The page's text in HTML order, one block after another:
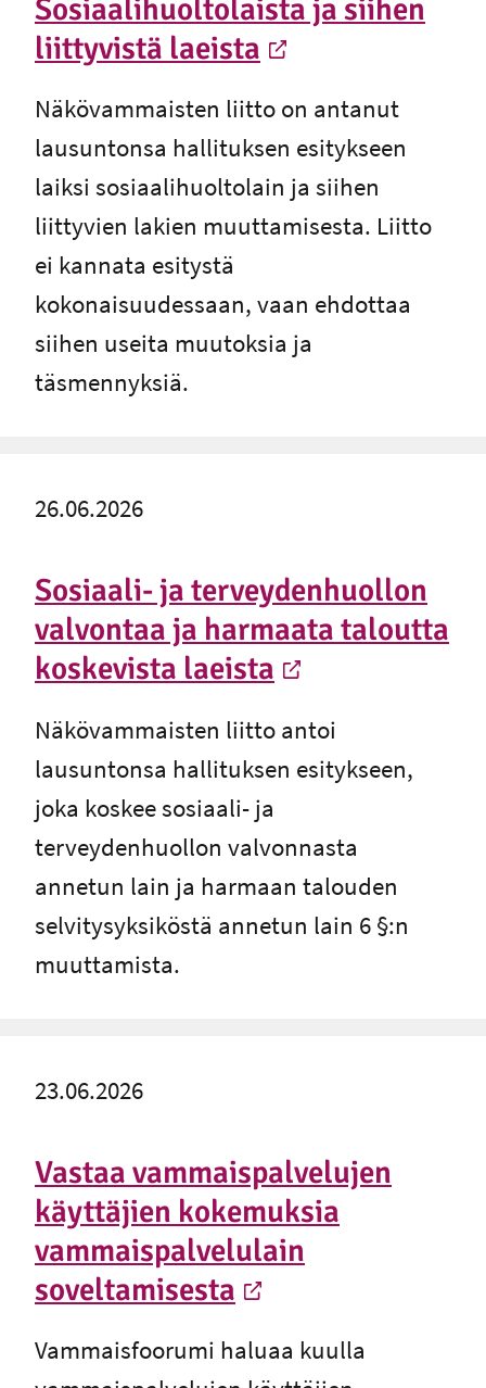
Sosiaalihuoltolaista ja siihen
liittyvistä laeista
Näkövammaisten liitto on antanut
lausuntonsa hallituksen esitykseen
laiksi sosiaalihuoltolain ja siihen
liittyvien lakien muuttamisesta. Liitto
ei kannata esitystä
kokonaisuudessaan, vaan ehdottaa
siihen useita muutoksia ja
täsmennyksiä.
Sosiaali- ja terveydenhuollon
valvontaa ja harmaata taloutta
koskevista laeista
26.06.2026
Näkövammaisten liitto antoi
lausuntonsa hallituksen esitykseen,
joka koskee sosiaali- ja
terveydenhuollon valvonnasta
annetun lain ja harmaan talouden
selvitysyksiköstä annetun lain 6 §:n
muuttamista.
Vastaa vammaispalvelujen
käyttäjien kokemuksia
vammaispalvelulain
soveltamisesta
23.06.2026
Vammaisfoorumi haluaa kuulla